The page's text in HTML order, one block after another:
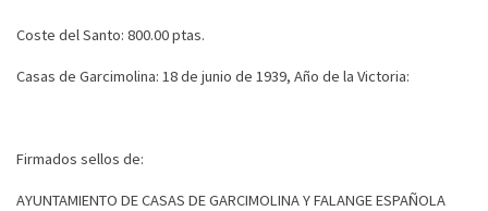
Coste del Santo: 800.00 ptas.
Casas de Garcimolina: 18 de junio de 1939, Año de la Victoria:
Firmados sellos de:
AYUNTAMIENTO DE CASAS DE GARCIMOLINA Y FALANGE ESPAÑOLA